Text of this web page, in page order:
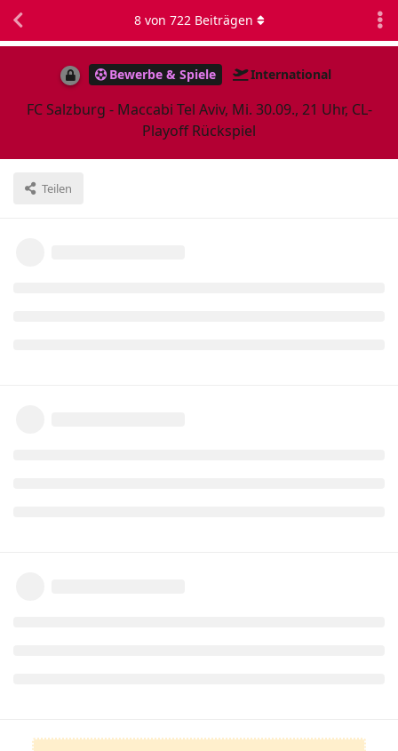
Bewerbe & Spiele International
FC Salzburg - Maccabi Tel Aviv, Mi. 30.09., 21 Uhr, CL-
Playoff Rückspiel
Teilen
8von 722Beiträgen